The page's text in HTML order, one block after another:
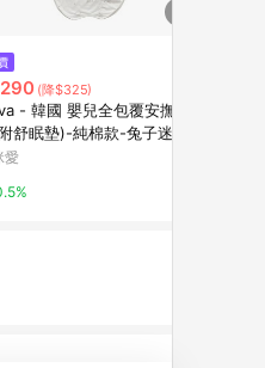
(降$325)
- 韓國 嬰兒全包覆安撫包
舒眠墊)-純棉款-兔子迷宮
愛